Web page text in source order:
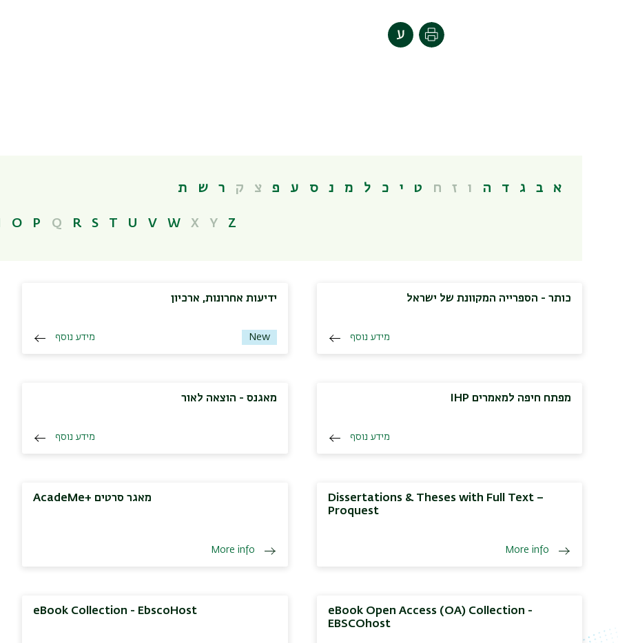
Print
א ב ג ד ה ו ז ח ט י כ ל מ נ ס ע פ צ ק ר ש ת
O P Q R S T U V W X Y Z
ידיעות אחרונות, ארכיון
New מידע נוסף
כותר - הספרייה המקוונת של ישראל
מידע נוסף
מאגנס - הוצאה לאור
מידע נוסף
מפתח חיפה למאמרים IHP
מידע נוסף
AcadeMe+ מאגר סרטים
More info
Dissertations & Theses with Full Text –
Proquest
More info
eBook Collection - EbscoHost
eBook Open Access (OA) Collection -
EBSCOhost